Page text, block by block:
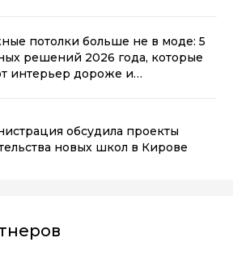
потолки больше не в моде: 5
решений 2026 года, которые
интерьер дороже и
обсудила проекты
новых школ в Кирове